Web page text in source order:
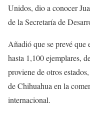
Unidos, dio a conocer
de la Secretaría de
Añadió que se prevé
hasta 1,100 ejemplares,
proviene de otros
de Chihuahua en la
internacional.